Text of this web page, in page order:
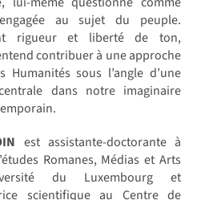
au sujet du peuple.
rigueur et liberté de ton,
contribuer à une approche
Humanités sous l’angle d’une
dans notre imaginaire
est assistante-doctorante à
Romanes, Médias et Arts
du Luxembourg et
scientifique au Centre de